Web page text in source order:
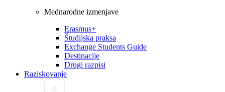
Mednarodne izmenjave
Erasmus+
Študijska praksa
Exchange Students Guide
Destinacije
Drugi razpisi
Raziskovanje